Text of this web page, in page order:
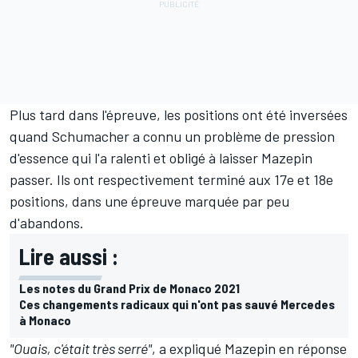
Plus tard dans l'épreuve, les positions ont été inversées
quand Schumacher a connu un problème de pression
d'essence qui l'a ralenti et obligé à laisser Mazepin
passer. Ils ont respectivement terminé aux 17e et 18e
positions, dans une épreuve marquée par peu
d'abandons.
Lire aussi :
Les notes du Grand Prix de Monaco 2021
Ces changements radicaux qui n'ont pas sauvé Mercedes
à Monaco
"Ouais, c'était très serré", a expliqué Mazepin en réponse